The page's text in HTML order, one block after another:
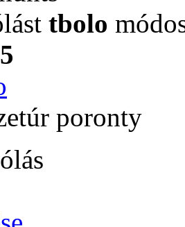
tbolo
5
poronty